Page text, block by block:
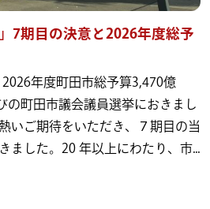
7期目の決意と2026年度総予
年度町田市総予算3,470億
町田市議会議員選挙におきまし
いご期待をいただき、７期目の当
ました。20 年以上にわたり、市...